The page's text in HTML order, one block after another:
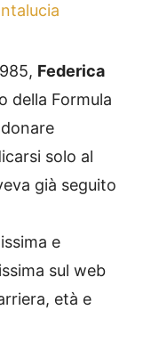
Federica
della Formula
solo al
già seguito
e
sul web
età e